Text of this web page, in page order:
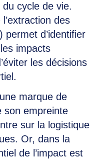
du cycle de vie.
des
permet d’identifier
impacts
les décisions
marque de
son empreinte
sur la logistique
Or, dans la
de l’impact est